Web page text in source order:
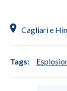
Cagliari e
Tags: